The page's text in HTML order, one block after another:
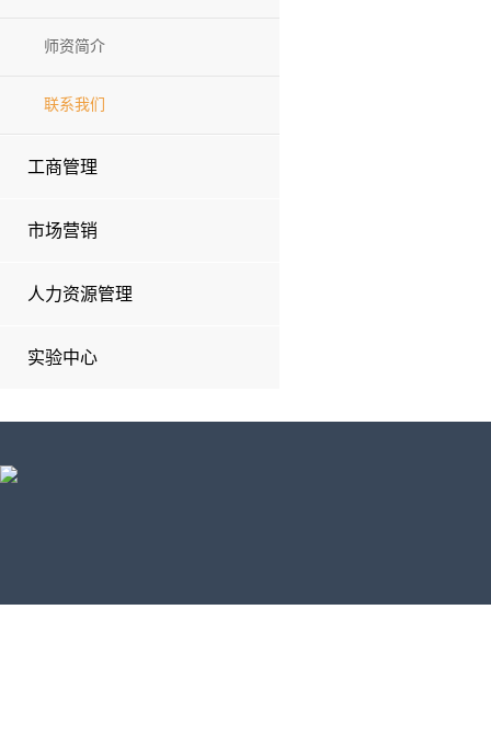
师资简介
联系我们
工商管理
市场营销
人力资源管理
实验中心